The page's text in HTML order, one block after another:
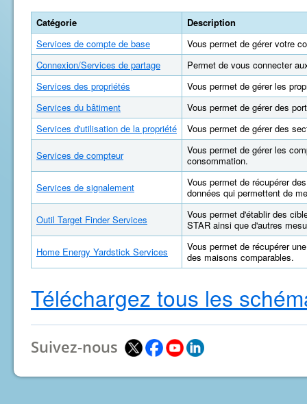
Catégorie
Description
Services de compte de base
Vous permet de gérer votre
Connexion/Services de partage
Permet de vous connecter
Services des propriétés
Vous permet de gérer les
Services du bâtiment
Vous permet de gérer des
Services d'utilisation de la propriété
Vous permet de gérer des
Services de compteur
Vous permet de gérer les
consommation.
Services de signalement
Vous permet de récupérer
données qui permettent de
Outil Target Finder Services
Vous permet d'établir des
STAR ainsi que d'autres
Home Energy Yardstick Services
Vous permet de récupérer
des maisons comparables.
Téléchargez tous les
Suivez-nous